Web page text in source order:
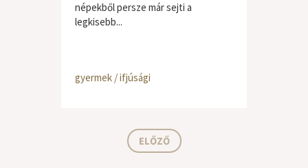
népekből persze már sejti a
legkisebb...
gyermek / ifjúsági
ELŐZŐ